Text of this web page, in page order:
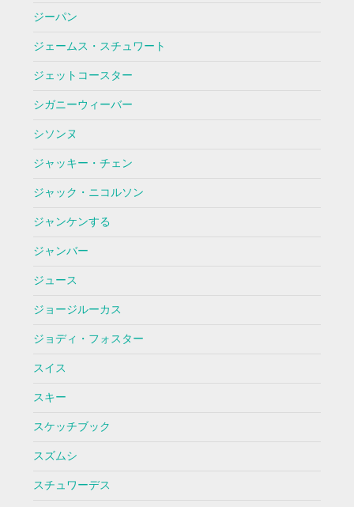
ジーパン
ジェームス・スチュワート
ジェットコースター
シガニーウィーバー
シソンヌ
ジャッキー・チェン
ジャック・ニコルソン
ジャンケンする
ジャンバー
ジュース
ジョージルーカス
ジョディ・フォスター
スイス
スキー
スケッチブック
スズムシ
スチュワーデス